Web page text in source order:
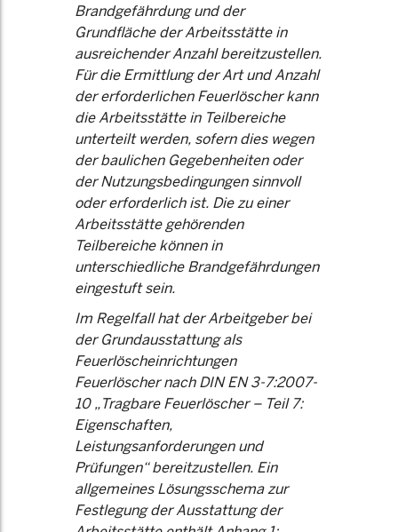
Brandgefährdung und der
Grundfläche der Arbeitsstätte in
ausreichender Anzahl bereitzustellen.
Für die Ermittlung der Art und Anzahl
der erforderlichen Feuerlöscher kann
die Arbeitsstätte in Teilbereiche
unterteilt werden, sofern dies wegen
der baulichen Gegebenheiten oder
der Nutzungsbedingungen sinnvoll
oder erforderlich ist. Die zu einer
Arbeitsstätte gehörenden
Teilbereiche können in
unterschiedliche Brandgefährdungen
eingestuft sein.
Im Regelfall hat der Arbeitgeber bei
der Grundausstattung als
Feuerlöscheinrichtungen
Feuerlöscher nach DIN EN 3-7:2007-
10 „Tragbare Feuerlöscher – Teil 7:
Eigenschaften,
Leistungsanforderungen und
Prüfungen“ bereitzustellen. Ein
allgemeines Lösungsschema zur
Festlegung der Ausstattung der